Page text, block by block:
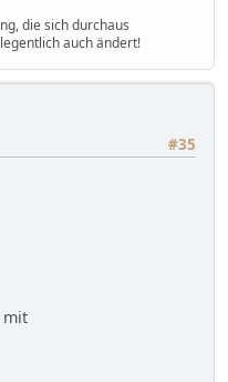
die sich durchaus
auch ändert!
#35
mit